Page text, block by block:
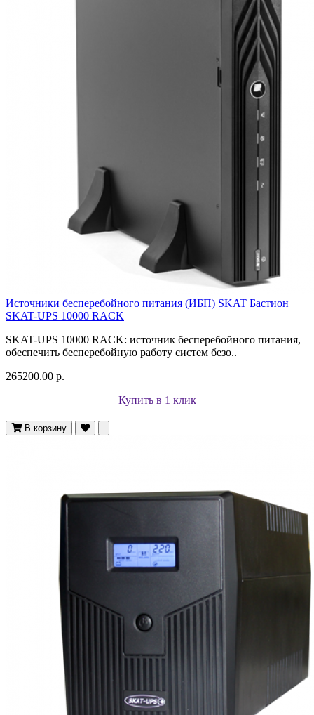
Источники бесперебойного питания (ИБП) SKAT Бастион
SKAT-UPS 10000 RACK
SKAT-UPS 10000 RACK: источник бесперебойного питания,
обеспечить бесперебойную работу систем безо..
265200.00 р.
Купить в 1 клик
В корзину